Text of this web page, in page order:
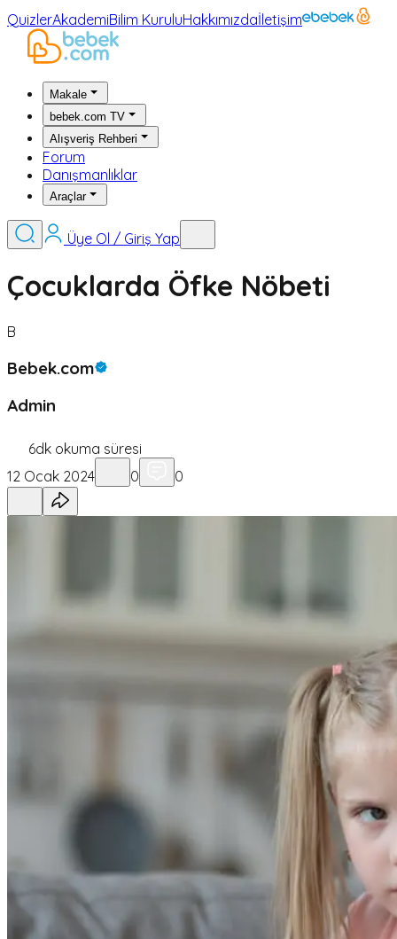
QuizlerAkademiBilim KuruluHakkımızdaİletişim
Makale
bebek.com TV
Alışveriş Rehberi
Forum
Danışmanlıklar
Araçlar
Üye Ol / Giriş Yap
Çocuklarda Öfke Nöbeti
B
Bebek.com
Admin
6dk okuma süresi
12 Ocak 2024
0 0